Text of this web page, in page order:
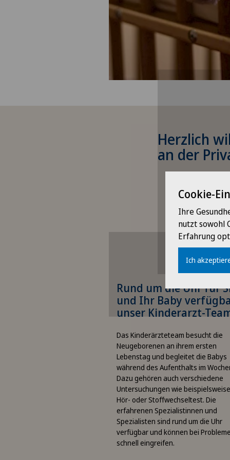
Herzlich
an derUm
Die
Betreuung durch
Um Ihnen diesen
anzeigen zu
Verwendung von
zustimmen.
Bitte aktivieren Sie die
entsprechende Option in
Cookie-Einstellungen.
Rund um die Uhr für
und Ihr Baby
unser Kinderarzt-
Das Kinderärzteteam besucht die
Neugeborenen an ihrem ersten
Lebenstag und begleitet die Babys
während des Aufenthalts im
Dazu gehören auch verschiedene
Untersuchungen wie
Hör- oder Stoffwechseltest. Die
erfahrenen Spezialistinnen und
Spezialisten sind rund um die Uhr
verfügbar und können bei
schnell eingreifen.
Cookie-
Ihre
nutzt sowohl
Erfahrung
Ich